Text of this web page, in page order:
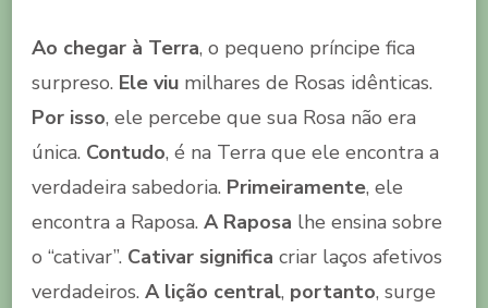
Ao chegar à Terra, o pequeno príncipe fica
surpreso. Ele viu milhares de Rosas idênticas.
Por isso, ele percebe que sua Rosa não era
única. Contudo, é na Terra que ele encontra a
verdadeira sabedoria. Primeiramente, ele
encontra a Raposa. A Raposa lhe ensina sobre
o “cativar”. Cativar significa criar laços afetivos
verdadeiros. A lição central, portanto, surge